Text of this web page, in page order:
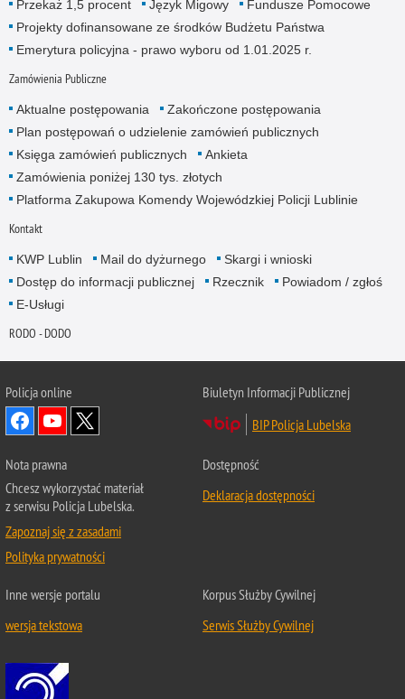
Przekaż 1,5 procent
Język Migowy
Fundusze Pomocowe
Projekty dofinansowane ze środków Budżetu Państwa
Emerytura policyjna - prawo wyboru od 1.01.2025 r.
Zamówienia Publiczne
Aktualne postępowania
Zakończone postępowania
Plan postępowań o udzielenie zamówień publicznych
Księga zamówień publicznych
Ankieta
Zamówienia poniżej 130 tys. złotych
Platforma Zakupowa Komendy Wojewódzkiej Policji Lublinie
Kontakt
KWP Lublin Mail do dyżurnego
Skargi i wnioski
Dostęp do informacji publicznej
Rzecznik
Powiadom / zgłoś
E-Usługi
RODO - DODO
Policja online
Biuletyn Informacji Publicznej
BIP Policja Lubelska
Nota prawna
Chcesz wykorzystać materiał
z serwisu Policja Lubelska.
Zapoznaj się z zasadami
Polityka prywatności
Dostępność
Deklaracja dostępności
Inne wersje portalu
wersja tekstowa
Korpus Służby Cywilnej
Serwis Służby Cywilnej